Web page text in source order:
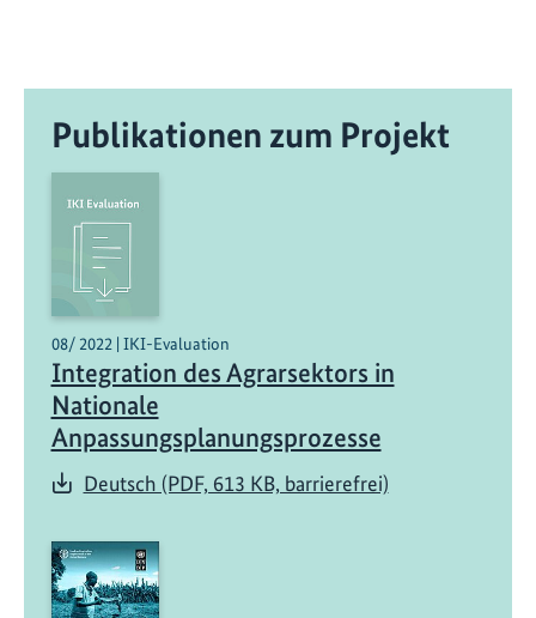
Publikationen zum Projekt
08/ 2022 | IKI-Evaluation
Integration des Agrarsektors in
Nationale
Anpassungsplanungsprozesse
Deutsch (PDF, 613 KB, barrierefrei)